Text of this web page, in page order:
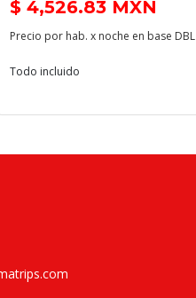
$ 4,526.83 MXN
Precio por hab. x noche en base DBL
Todo incluido